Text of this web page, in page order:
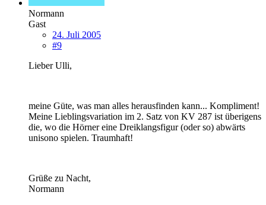
Normann
Gast
24. Juli 2005
#9
Lieber Ulli,
meine Güte, was man alles herausfinden kann... Kompliment!
Meine Lieblingsvariation im 2. Satz von KV 287 ist überigens
die, wo die Hörner eine Dreiklangsfigur (oder so) abwärts
unisono spielen. Traumhaft!
Grüße zu Nacht,
Normann